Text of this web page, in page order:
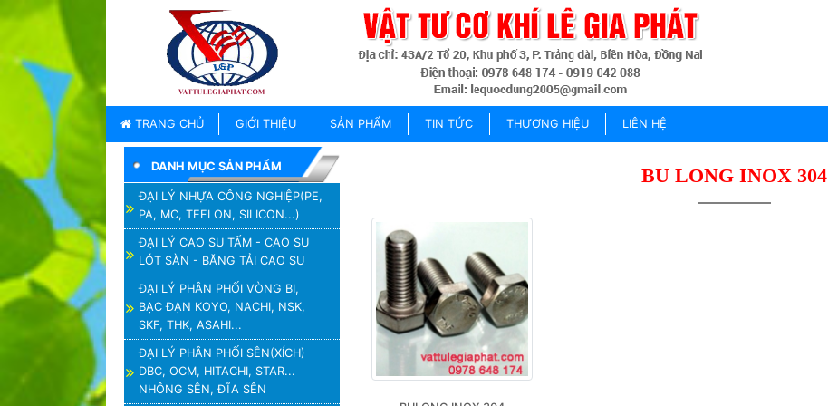
TRANG CHỦ GIỚI THIỆU SẢN PHẨM TIN TỨC THƯƠNG HIỆU LIÊN HỆ
TRANG
CHỦ
SẢN
PHẨM
THƯƠNG
TIN
TỨC
DANH MỤC SẢN PHẨM
ĐẠI LÝ NHỰA CÔNG NGHIỆP(PE,
PA, MC, TEFLON, SILICON...)
ĐẠI LÝ CAO SU TẤM - CAO SU
LÓT SÀN - BĂNG TẢI CAO SU
ĐẠI LÝ PHÂN PHỐI VÒNG BI,
BẠC ĐẠN KOYO, NACHI, NSK,
SKF, THK, ASAHI...
ĐẠI LÝ PHÂN PHỐI SÊN(XÍCH)
DBC, OCM, HITACHI, STAR...
NHÔNG SÊN, ĐĨA SÊN
BU LONG INOX 304